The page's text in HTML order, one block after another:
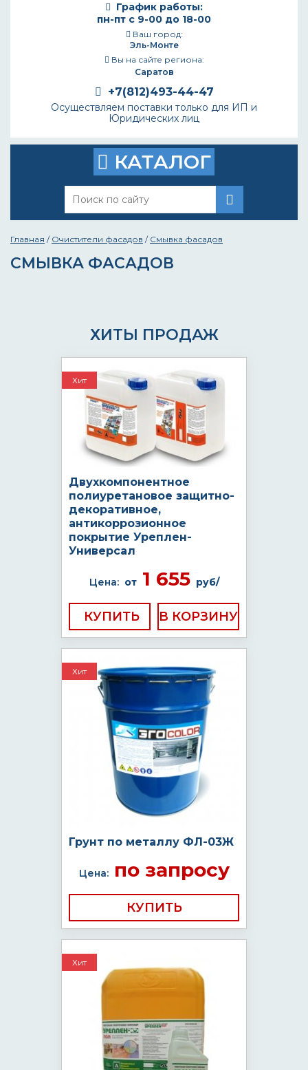
График работы:
пн-пт с 9-00 до 18-00
Ваш город:
Эль-Монте
Вы на сайте региона:
Саратов
+7(812)493-44-47
Осуществляем поставки только для ИП и
Юридических лиц
КАТАЛОГ
Главная / Очистители фасадов / Смывка фасадов
СМЫВКА ФАСАДОВ
ХИТЫ ПРОДАЖ
Хит
Двухкомпонентное
полиуретановое защитно-
декоративное,
антикоррозионное
покрытие Уреплен-
Универсал
Цена: от1 655 руб/
КУПИТЬ
Хит
Грунт по металлу ФЛ-03Ж
Цена:по запросу
КУПИТЬ
Хит